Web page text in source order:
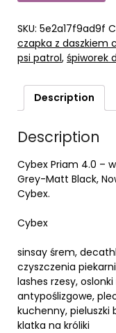
SKU: 5e2a17f9ad9f
czapka z daszkiem
psi patrol, śpiworek
Description
Description
Cybex Priam 4.0 –
Grey-Matt Black,
Cybex.
Cybex
sinsay śrem,
czyszczenia
lashes rzesy,
antypoślizgowe,
kuchenny,
klatka na króliki